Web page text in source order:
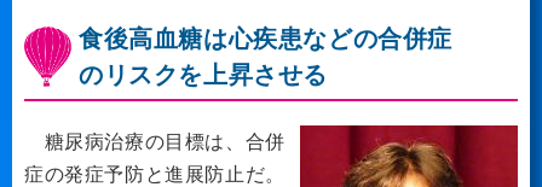
食後高血糖は心疾患などの合併症
のリスクを上昇させる
糖尿病治療の目標は、合併
症の発症予防と進展防止だ。